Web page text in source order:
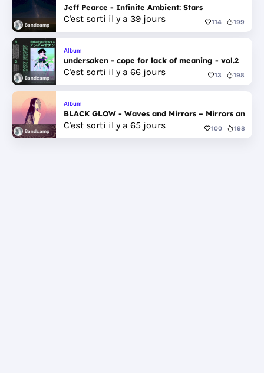
Bandcamp
Jeff Pearce - Infinite Ambient: Stars
C'est sorti il y a 39 jours 114 199
Bandcamp
Album
undersaken - cope for lack of meaning - vol.2
C'est sorti il y a 66 jours 13 198
Bandcamp
Album
BLACK GLOW - Waves and Mirrors – Mirrors and
C'est sorti il y a 65 jours 100 198